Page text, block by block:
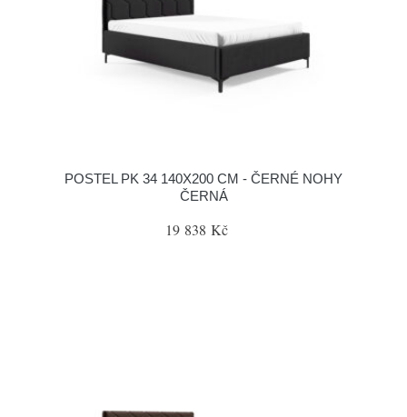
POSTEL PK 34 140X200 CM - ČERNÉ NOHY
ČERNÁ
19 838 Kč